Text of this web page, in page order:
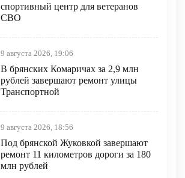
спортивный центр для ветеранов
СВО
9 августа 2026, 19:06
В брянских Комаричах за 2,9 млн
рублей завершают ремонт улицы
Транспортной
9 августа 2026, 18:56
Под брянской Жуковкой завершают
ремонт 11 километров дороги за 180
млн рублей